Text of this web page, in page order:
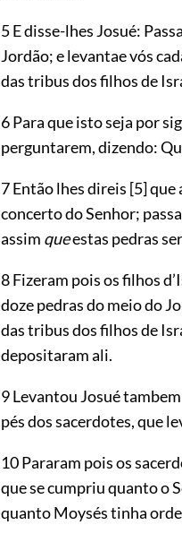
5 E disse-lhes Josué:
Jordão; e levantae vós
das tribus dos filhos de
6 Para que isto seja por
perguntarem, dizendo:
7 Então lhes direis [5]que
concerto do Senhor;
assim queestas pedras
8 Fizeram pois os filhos
doze pedras do meio do
das tribus dos filhos de
depositaram ali.
9 Levantou Josué
pés dos sacerdotes, que
10 Pararam pois os
que se cumpriu quanto o
quanto Moysés tinha